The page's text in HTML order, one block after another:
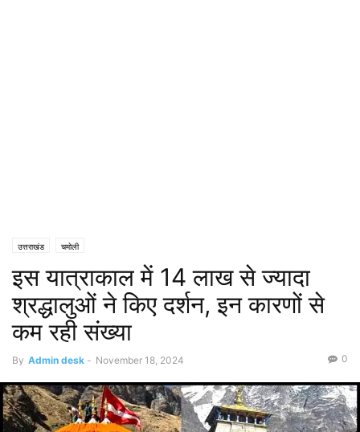
उत्तराखंड चमोली
इस यात्राकाल में 14 लाख से ज्यादा
श्रद्धालुओं ने किए दर्शन, इन कारणों से
कम रही संख्या
By Admin desk - November 18, 2024 0